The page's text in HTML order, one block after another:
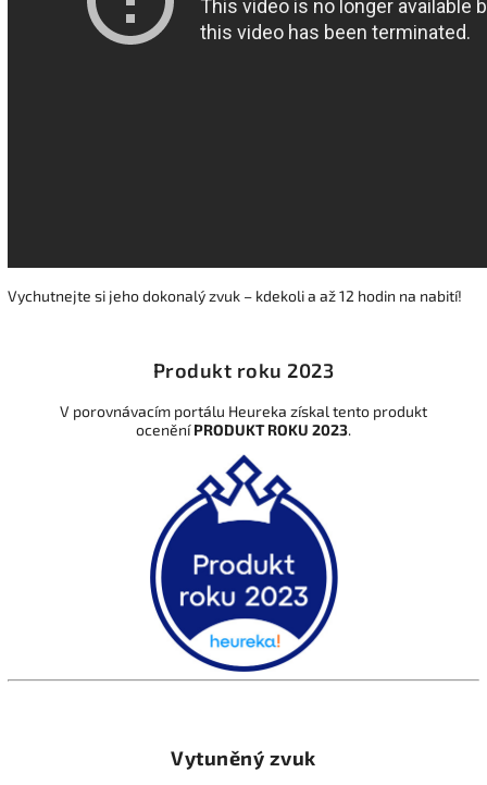
Vychutnejte si jeho dokonalý zvuk – kdekoli a až 12 hodin na nabití!
Produkt roku 2023
V porovnávacím portálu Heureka získal tento produkt
oceněníPRODUKT ROKU 2023.
Vytuněný zvuk